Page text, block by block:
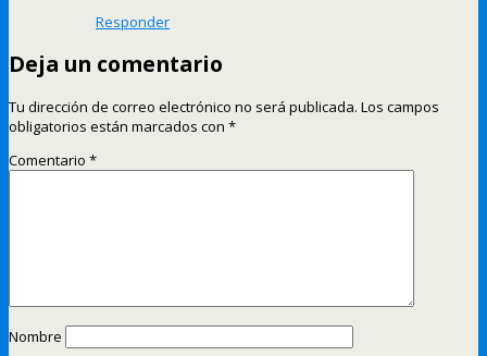
Responder
Deja un comentario
Tu dirección de correo electrónico no será publicada. Los campos
obligatorios están marcados con *
Comentario *
Nombre